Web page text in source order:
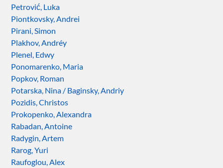
Petrović, Luka
Piontkovsky, Andrei
Pirani, Simon
Plakhov, Andréy
Plenel, Edwy
Ponomarenko, Maria
Popkov, Roman
Potarska, Nina / Baginsky, Andriy
Pozidis, Christos
Prokopenko, Alexandra
Rabadan, Antoine
Radygin, Artem
Rarog, Yuri
Raufoglou, Alex